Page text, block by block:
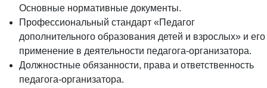
Основные нормативные документы.
Профессиональный стандарт «Педагог
дополнительного образования детей и взрослых» и его
применение в деятельности педагога-организатора.
Должностные обязанности, права и ответственность
педагога-организатора.